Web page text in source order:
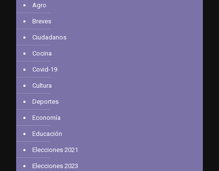
Agro
Breves
Ciudadanos
Cocina
Covid-19
Cultura
Deportes
Economía
Educación
Elecciones 2021
Elecciones 2023